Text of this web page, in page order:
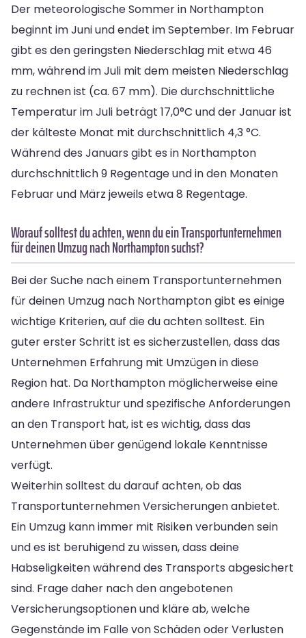
Der meteorologische Sommer in Northampton
beginnt im Juni und endet im September. Im Februar
gibt es den geringsten Niederschlag mit etwa 46
mm, während im Juli mit dem meisten Niederschlag
zu rechnen ist (ca. 67 mm). Die durchschnittliche
Temperatur im Juli beträgt 17,0°C und der Januar ist
der kälteste Monat mit durchschnittlich 4,3 °C.
Während des Januars gibt es in Northampton
durchschnittlich 9 Regentage und in den Monaten
Februar und März jeweils etwa 8 Regentage.
Worauf solltest du achten, wenn du ein Transportunternehmen
für deinen Umzug nach Northampton suchst?
Bei der Suche nach einem Transportunternehmen
für deinen Umzug nach Northampton gibt es einige
wichtige Kriterien, auf die du achten solltest. Ein
guter erster Schritt ist es sicherzustellen, dass das
Unternehmen Erfahrung mit Umzügen in diese
Region hat. Da Northampton möglicherweise eine
andere Infrastruktur und spezifische Anforderungen
an den Transport hat, ist es wichtig, dass das
Unternehmen über genügend lokale Kenntnisse
verfügt.
Weiterhin solltest du darauf achten, ob das
Transportunternehmen Versicherungen anbietet.
Ein Umzug kann immer mit Risiken verbunden sein
und es ist beruhigend zu wissen, dass deine
Habseligkeiten während des Transports abgesichert
sind. Frage daher nach den angebotenen
Versicherungsoptionen und kläre ab, welche
Gegenstände im Falle von Schäden oder Verlusten